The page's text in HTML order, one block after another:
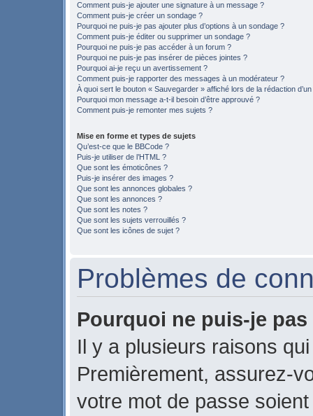
Comment puis-je ajouter une signature à un message ?
Comment puis-je créer un sondage ?
Pourquoi ne puis-je pas ajouter plus d’options à un sondage ?
Comment puis-je éditer ou supprimer un sondage ?
Pourquoi ne puis-je pas accéder à un forum ?
Pourquoi ne puis-je pas insérer de pièces jointes ?
Pourquoi ai-je reçu un avertissement ?
Comment puis-je rapporter des messages à un modérateur ?
À quoi sert le bouton « Sauvegarder » affiché lors de la rédaction
Pourquoi mon message a-t-il besoin d’être approuvé ?
Comment puis-je remonter mes sujets ?
Mise en forme et types de sujets
Qu’est-ce que le BBCode ?
Puis-je utiliser de l’HTML ?
Que sont les émoticônes ?
Puis-je insérer des images ?
Que sont les annonces globales ?
Que sont les annonces ?
Que sont les notes ?
Que sont les sujets verrouillés ?
Que sont les icônes de sujet ?
Problèmes de
Pourquoi ne puis-je
Il y a plusieurs raisons
Premièrement, assurez-
votre mot de passe